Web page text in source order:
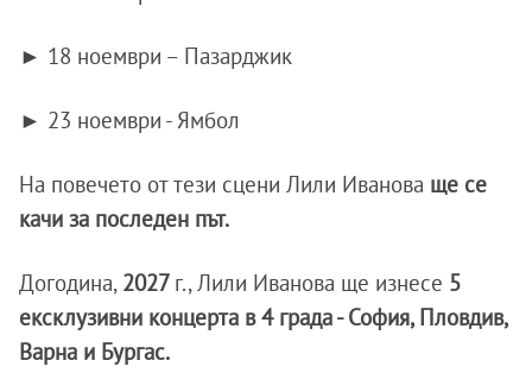
► 18 ноември – Пазарджик
► 23 ноември - Ямбол
На повечето от тези сцени Лили Иванова ще се
качи за последен път.
Догодина, 2027 г., Лили Иванова ще изнесе 5
ексклузивни концерта в 4 града - София, Пловдив,
Варна и Бургас.